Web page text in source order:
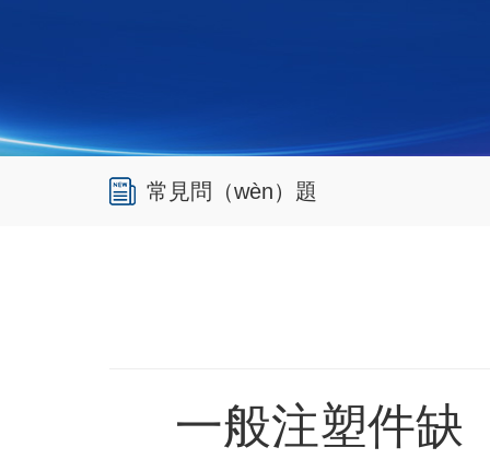
常見問（wèn）題
一般注塑件缺